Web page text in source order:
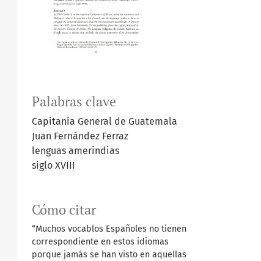
Palabras clave
Capitanía General de Guatemala
Juan Fernández Ferraz
lenguas amerindias
siglo XVIII
Cómo citar
“Muchos vocablos Españoles no tienen
correspondiente en estos idiomas
porque jamás se han visto en aquellas